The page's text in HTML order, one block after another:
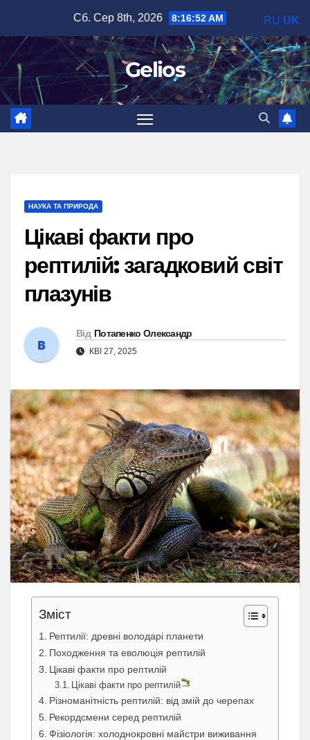
вмісту
Сб. Сер 8th, 2026 8:16:53 AM
Gelios
НАУКА ТА ПРИРОДА
Цікаві факти про
рептилій: загадковий світ
плазунів
Від Потапенко Олександр
КВІ 27, 2025
Зміст
Рептилії: древні володарі планети
Походження та еволюція рептилій
Цікаві факти про рептилій
Цікаві факти про рептилій
Різноманітність рептилій: від змій до черепах
Рекордсмени серед рептилій
Фізіологія: холоднокровні майстри виживання
RU UK